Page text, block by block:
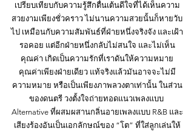
เปรียบเทียบกับความรู้สึกตื่นเต้นดีใจที่ได้เห็นความ
สวยงามเพียงชั่วคราว ไม่นานความสวยนั้นก็หายวับ
ไป เหมือนกับความสัมพันธ์ที่ฝ่ายหนึ่งจริงจัง และเฝ้า
รอคอย แต่อีกฝ่ายหนึ่งกลับไม่สนใจ และไม่เห็น
คุณค่า เกิดเป็นความรักที่เราดันให้ความหมาย
คุณค่าเพียงฝ่ายเดียว แท้จริงแล้วมันอาจจะไม่มี
ความหมาย หรือเป็นเพียงภาพลวงตาเท่านั้น ในส่วน
ของดนตรี วงตั้งใจถ่ายทอดแนวเพลงแบบ
Alternative ที่ผสมผสานกลิ่นอายเพลงแบบ R&B และ
เสียงร้องอันเป็นเอกลักษณ์ของ “โต” ที่ใส่ลูกเล่นให้